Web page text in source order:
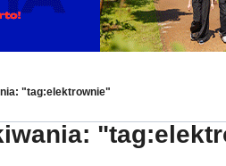
"tag:elektrownie"